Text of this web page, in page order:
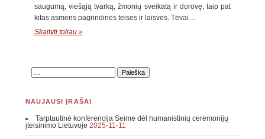
saugumą, viešąją tvarką, žmonių sveikatą ir dorovę, taip pat
kitas asmens pagrindines teises ir laisves. Tėvai…
Skaityti toliau »
NAUJAUSI ĮRAŠAI
Tarptautinė konferencija Seime dėl humanistinių ceremonijų
įteisinimo Lietuvoje 2025-11-11